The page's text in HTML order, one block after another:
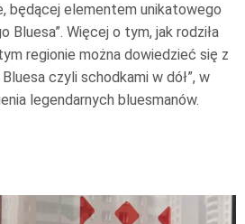
będącej elementem unikatowego
Bluesa”. Więcej o tym, jak rodziła
regionie można dowiedzieć się z
czyli schodkami w dół”, w
legendarnych bluesmanów.